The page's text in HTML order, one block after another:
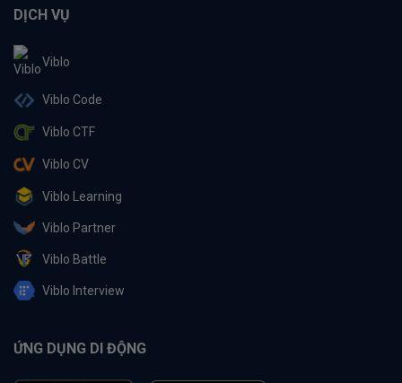
DỊCH VỤ
Viblo
Viblo Code
Viblo CTF
Viblo CV
Viblo Learning
Viblo Partner
Viblo Battle
Viblo Interview
ỨNG DỤNG DI ĐỘNG